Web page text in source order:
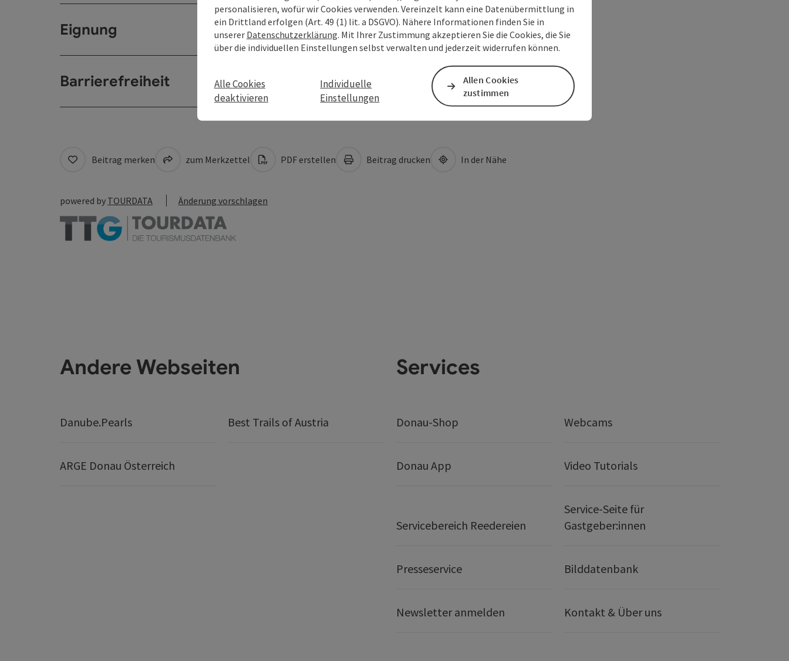
Eignung
Barrierefreiheit
Beitrag merken zum Merkzettel PDF erstellen Beitrag drucken In der Nähe
powered by TOURDATA Änderung vorschlagen
Andere Webseiten
Danube.Pearls Best Trails of Austria
ARGE Donau Österreich
Services
Donau-Shop Webcams
Donau App Video Tutorials
Servicebereich Reedereien
Service-Seite für
Gastgeber:innen
Presseservice Bilddatenbank
Newsletter anmelden Kontakt & Über uns
personalisieren, wofür wir Cookies verwenden. Vereinzelt kann eine Datenübermittlung in
ein Drittland erfolgen (Art. 49 (1) lit. a DSGVO). Nähere Informationen finden Sie in
unserer Datenschutzerklärung. Mit Ihrer Zustimmung akzeptieren Sie die Cookies, die Sie
über die individuellen Einstellungen selbst verwalten und jederzeit widerrufen können.
Alle Cookies
deaktivieren
Individuelle
Einstellungen
Allen Cookies
zustimmen